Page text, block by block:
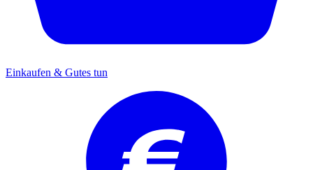
Einkaufen & Gutes tun